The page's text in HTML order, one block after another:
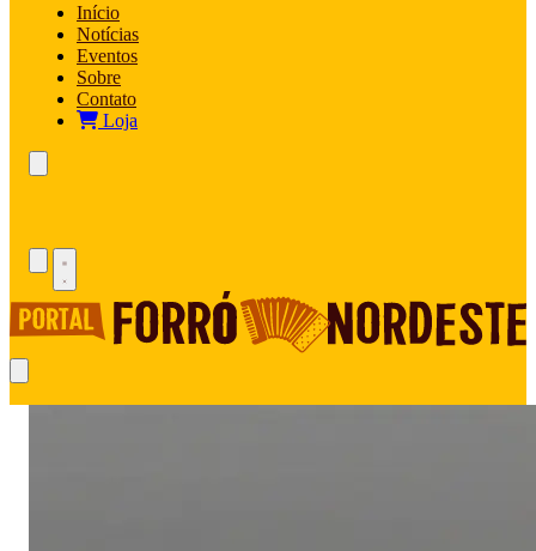
Início
Notícias
Eventos
Sobre
Contato
Loja